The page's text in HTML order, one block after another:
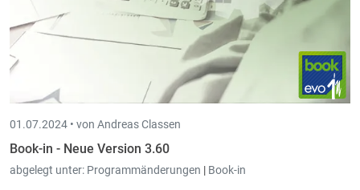
01.07.2024 • von Andreas Classen
Book-in - Neue Version 3.60
abgelegt unter: Programmänderungen | Book-in